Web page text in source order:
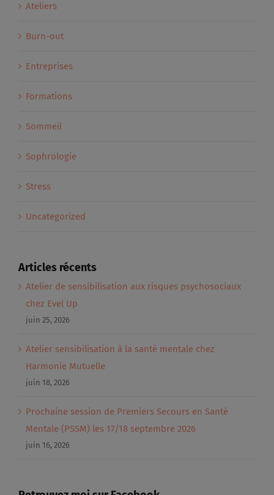
Ateliers
Burn-out
Entreprises
Formations
Sommeil
Sophrologie
Stress
Uncategorized
Articles récents
Atelier de sensibilisation aux risques psychosociaux
chez Evel Up
juin 25, 2026
Atelier sensibilisation à la santé mentale chez
Harmonie Mutuelle
juin 18, 2026
Prochaine session de Premiers Secours en Santé
Mentale (PSSM) les 17/18 septembre 2026
juin 16, 2026